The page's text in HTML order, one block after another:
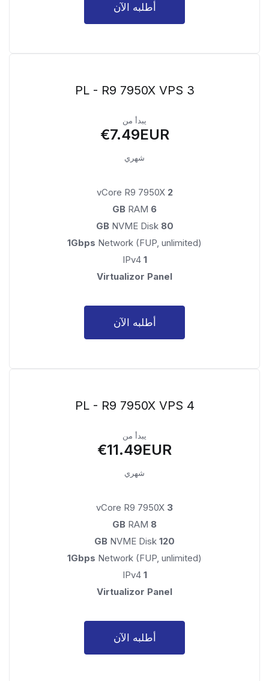
أطلبه الآن
PL - R9 7950X VPS 3
يبدأ من
€7.49EUR
شهري
2
vCore R9 7950X
6 GB
RAM
80 GB
NVME Disk
1Gbps Network (FUP, unlimited)
1
IPv4
Virtualizor Panel
أطلبه الآن
PL - R9 7950X VPS 4
يبدأ من
€11.49EUR
شهري
3
8 GB
RAM
120 GB
NVME Disk
1Gbps Network (FUP, unlimited)
1
IPv4
Virtualizor Panel
أطلبه الآن